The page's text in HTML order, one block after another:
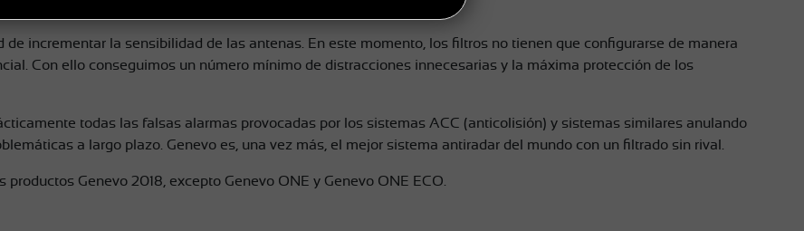
incrementar la sensibilidad de las antenas. En este momento, los filtros no tienen que configurarse de manera
Con ello conseguimos un número mínimo de distracciones innecesarias y la máxima protección de los
todas las falsas alarmas provocadas por los sistemas ACC (anticolisión) y sistemas similares anulando
a largo plazo. Genevo es, una vez más, el mejor sistema antiradar del mundo con un filtrado sin rival.
Genevo 2018, excepto Genevo ONE y Genevo ONE ECO.